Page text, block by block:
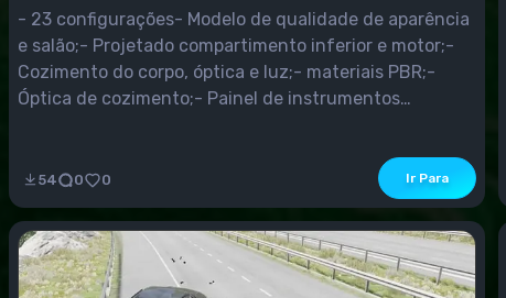
- 23 configurações- Modelo de qualidade de aparência
e salão;- Projetado compartimento inferior e motor;-
Cozimento do corpo, óptica e luz;- materiais PBR;-
Óptica de cozimento;- Painel de instrumentos
cabine;- Abertura;- Vários tipos de corpo:
W222/S222/Z222;- Versões:...
54 0 0 Ir Para